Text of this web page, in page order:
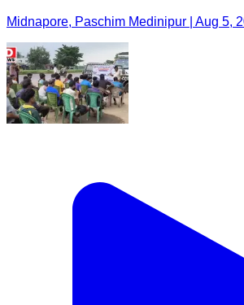
Midnapore, Paschim Medinipur | Aug 5,